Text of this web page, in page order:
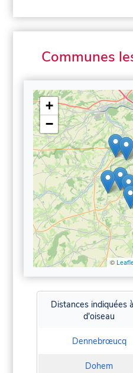
Communes
+
−
©
Distances indiquées
d'oiseau
Dennebrœucq
Dohem